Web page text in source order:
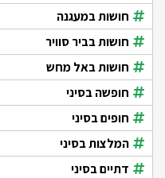
חושות במעגנה
חושות בביר סוויר
חושות באל מחש
חופשה בסיני
חופים בסיני
המלצות בסיני
דתיים בסיני